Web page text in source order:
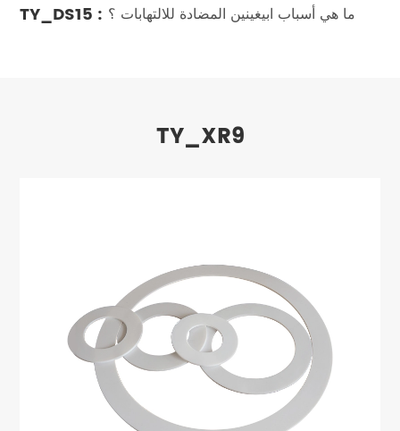
TY_DS15 : ما هي أسباب ابيغينين المضادة للالتهابات ؟
TY_XR9